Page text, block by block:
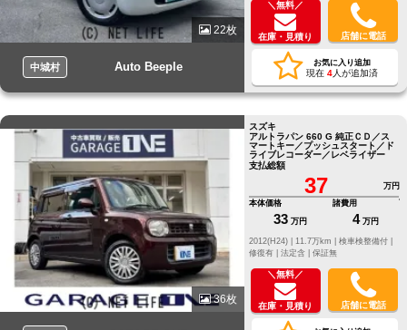
22枚
中城村 Auto Beeple
＼無料／
在庫・見積り 店舗に電話
お気に入り追加
現在 4人が追加済
36枚
スズキ
アルトラパン 660 G 純正ＣＤ／ス
マートキー／プッシュスタート／ド
ライブレコーダー／レベライザー
支払総額
37
万円
本体価格
33 万円
諸費用
4 万円
修復有 | 法定含 | 保証無
＼無料／
在庫・見積り 店舗に電話